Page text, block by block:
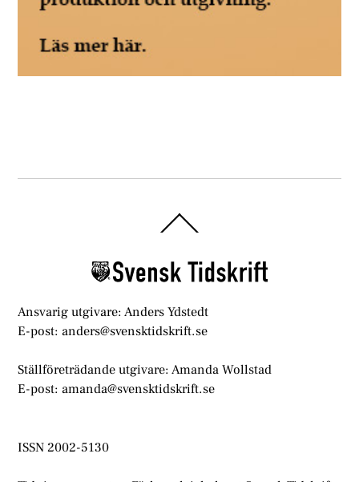
To
Ansvarig utgivare: Anders Ydstedt
E-post: anders@svensktidskrift.se
Ställföreträdande utgivare: Amanda Wollstad
E-post: amanda@svensktidskrift.se
ISSN 2002-5130